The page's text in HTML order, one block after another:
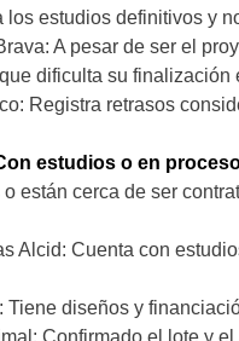
los estudios definitivos y
A pesar de ser el
dificulta su finalización
Registra retrasos
estudios o en
están cerca de ser
Alcid: Cuenta con
diseños y
Confirmado el lote y